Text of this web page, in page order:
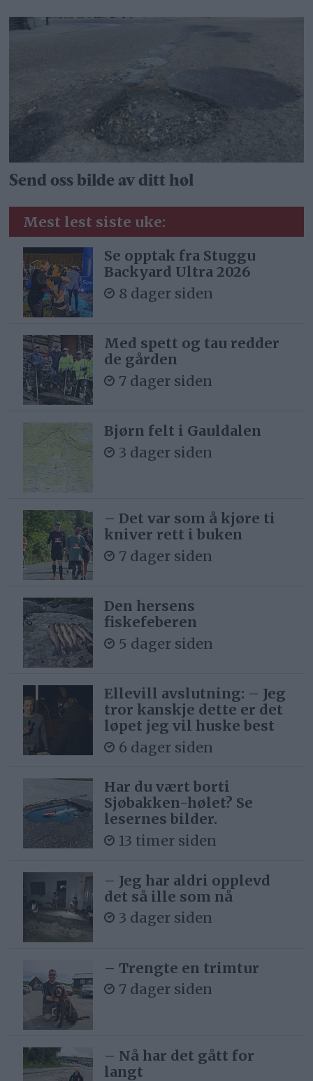
Send oss bilde av ditt høl
Mest lest siste uke:
Se opptak fra Stuggu
Backyard Ultra 2026
8 dager siden
Med spett og tau redder
de gården
7 dager siden
Bjørn felt i Gauldalen
3 dager siden
– Det var som å kjøre ti
kniver rett i buken
7 dager siden
Den hersens
fiskefeberen
5 dager siden
Ellevill avslutning: – Jeg
tror kanskje dette er det
løpet jeg vil huske best
6 dager siden
Har du vært borti
Sjøbakken-hølet? Se
lesernes bilder.
13 timer siden
– Jeg har aldri opplevd
det så ille som nå
3 dager siden
– Trengte en trimtur
7 dager siden
– Nå har det gått for
langt